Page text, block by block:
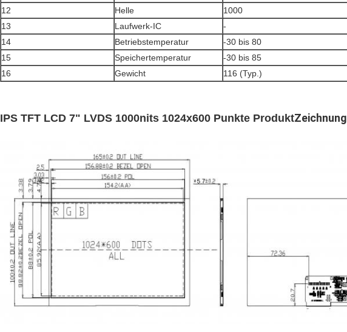
12
Helle 1000
13
Laufwerk-IC -
14
Betriebstemperatur -30 bis 80
15
Speichertemperatur -30 bis 85
16
Gewicht 116 (Typ.)
IPS TFT LCD 7" LVDS 1000nits 1024x600 Punkte ProduktZeichnung